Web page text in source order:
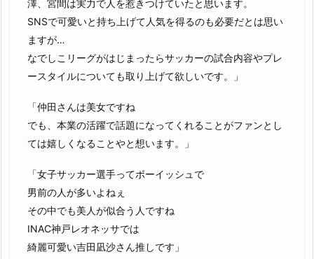
澤、宮間は実力で人を惹きつけていたと思います。
SNSで可愛いと持ち上げて人気を得るのも必要だとは思い
ますが…
なでしこリーグがはじまったらサッカーの試合内容やプレ
ースタイルについても取り上げて欲しいです。」
「仲田さんは美女ですね
でも、本業の活躍で話題になってくれることがファンとし
ては嬉しくなることやと想います。」
「女子サッカー選手ってボーイッシュで
男前の人が多いよねぇ
その中でも美人が似合う人ですね
INAC神戸レオネッサでは
綺麗可愛い吉田凪沙さん推しです」